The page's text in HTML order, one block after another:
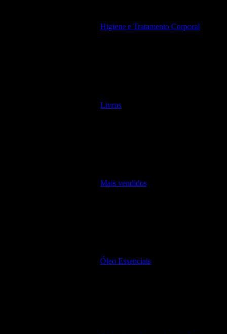
Higiene e Tratamento Corporal
Livros
Mais vendidos
Óleo Essenciais